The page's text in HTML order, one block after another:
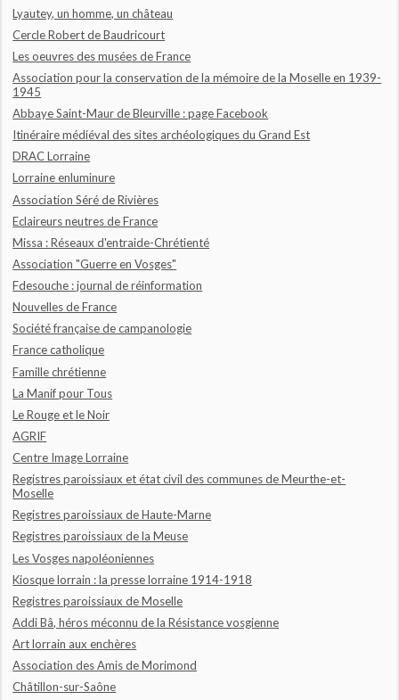
Lyautey, un homme, un château
Cercle Robert de Baudricourt
Les oeuvres des musées de France
Association pour la conservation de la mémoire de la Moselle en 1939-
1945
Abbaye Saint-Maur de Bleurville : page Facebook
Itinéraire médiéval des sites archéologiques du Grand Est
DRAC Lorraine
Lorraine enluminure
Association Séré de Rivières
Eclaireurs neutres de France
Missa : Réseaux d'entraide-Chrétienté
Association "Guerre en Vosges"
Fdesouche : journal de réinformation
Nouvelles de France
Société française de campanologie
France catholique
Famille chrétienne
La Manif pour Tous
Le Rouge et le Noir
AGRIF
Centre Image Lorraine
Registres paroissiaux et état civil des communes de Meurthe-et-
Moselle
Registres paroissiaux de Haute-Marne
Registres paroissiaux de la Meuse
Les Vosges napoléoniennes
Kiosque lorrain : la presse lorraine 1914-1918
Registres paroissiaux de Moselle
Addi Bâ, héros méconnu de la Résistance vosgienne
Art lorrain aux enchères
Association des Amis de Morimond
Châtillon-sur-Saône